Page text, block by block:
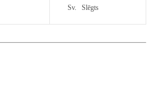
Sv. Slēgts